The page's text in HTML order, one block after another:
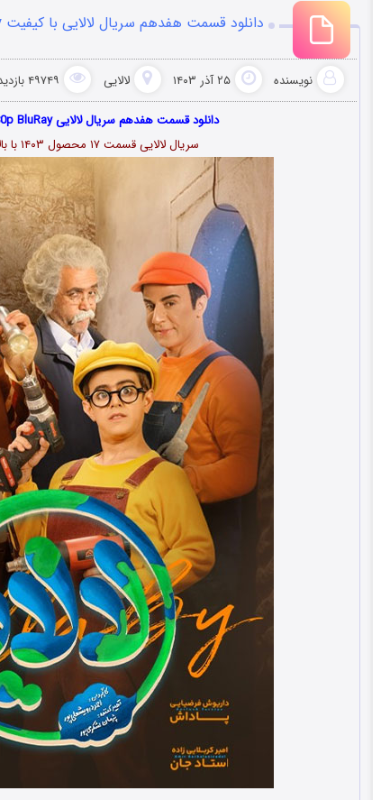
دانلود قسمت هفدهم سریال لالایی با کیفیت BluRay
نویسنده ۲۵ آذر ۱۴۰۳ لالایی ۴۹۷۴۹ بازدید
دانلود قسمت هفدهم سریال لالایی Lullaby Episode 17 1080p BluRay
سریال لالایی قسمت ۱۷ محصول ۱۴۰۳ با بالاترین کیفیت BluRay